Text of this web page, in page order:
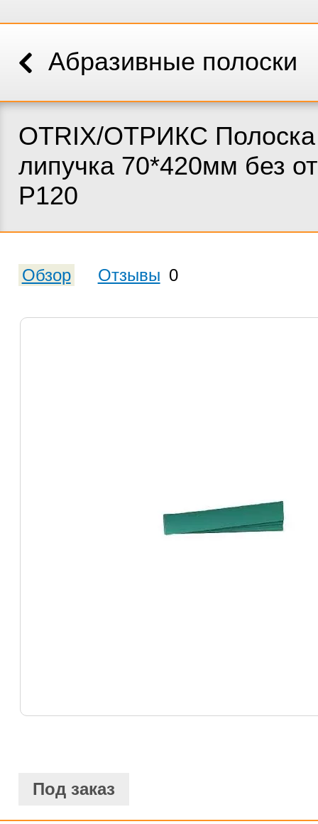
Абразивные полоски
OTRIX/ОТРИКС Полоска
липучка 70*420мм без
Р120
Обзор Отзывы 0
Под заказ